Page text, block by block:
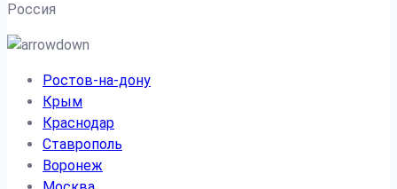
Россия
Ростов-на-дону
Крым
Краснодар
Ставрополь
Воронеж